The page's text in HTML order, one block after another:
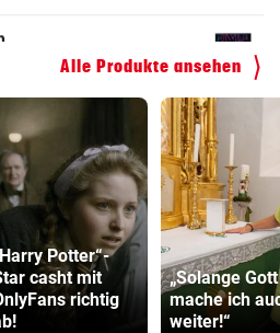
Alle Produkte ansehen
Potter“-
casht mit
richtig
„Solange
mache ich
weiter!“